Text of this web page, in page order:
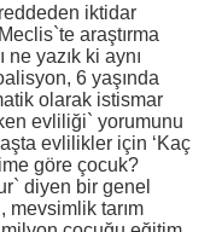
iktidar
araştırma
ne yazık ki aynı
6 yaşında
olarak istismar
evliliği` yorumunu
evlilikler için ‘Kaç
göre çocuk?
diyen bir genel
mevsimlik tarım